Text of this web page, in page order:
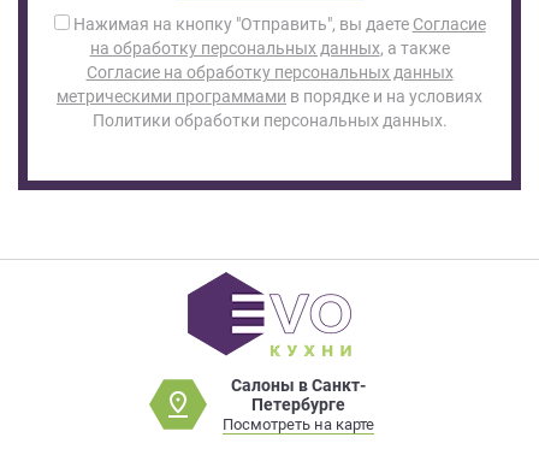
Нажимая на кнопку "Отправить", вы даете Согласие
на обработку персональных данных, а также
Согласие на обработку персональных данных
метрическими программами в порядке и на условиях
Политики обработки персональных данных.
Салоны в Санкт-
Петербурге
Посмотреть на карте